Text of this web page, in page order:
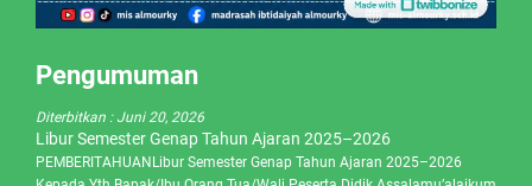
Pengumuman
Diterbitkan :Juni 20, 2026
Libur Semester Genap Tahun Ajaran 2025–2026
PEMBERITAHUANLibur Semester Genap Tahun Ajaran 2025–2026